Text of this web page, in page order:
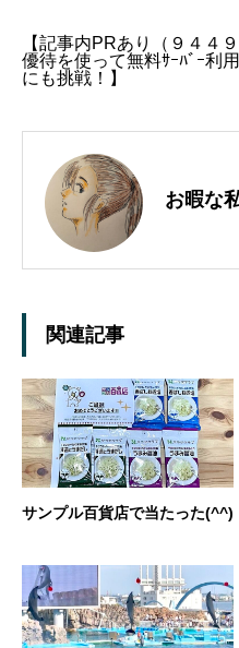
【記事内PRあり（９４４
優待を使って無料ｻｰﾊﾞｰ利
にも挑戦！】
お暇な
関連記事
サンプル百貨店で当たった(^^)